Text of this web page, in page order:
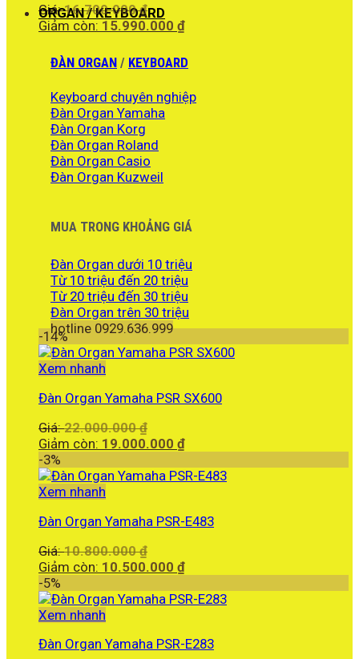
Giá:16.700.000₫ Giá
gốc
16.700.000 ₫.
Giảm còn: 15.990.000 ₫Giá
tại
là:
15.990.000 ₫.
ORGAN / KEYBOARD
ĐÀN ORGAN / KEYBOARD
Keyboard chuyên nghiệp
Đàn Organ Yamaha
Đàn Organ Korg
Đàn Organ Roland
Đàn Organ Casio
Đàn Organ Kuzweil
MUA TRONG KHOẢNG GIÁ
Đàn Organ dưới 10 triệu
Từ 10 triệu đến 20 triệu
Từ 20 triệu đến 30 triệu
Đàn Organ trên 30 triệu
hotline 0929.636.999
-14%
Xem nhanh
Đàn Organ Yamaha PSR SX600
Giá:22.000.000₫
gốc
22.000.000 ₫.
Giảm còn: 19.000.000 ₫Giá
tại
-3%
Xem nhanh
Đàn Organ Yamaha PSR-E483
Giá:10.800.000₫
gốc
10.800.000 ₫.
Giảm còn: 10.500.000 ₫Giá
tại
-5%
Xem nhanh
Đàn Organ Yamaha PSR-E283